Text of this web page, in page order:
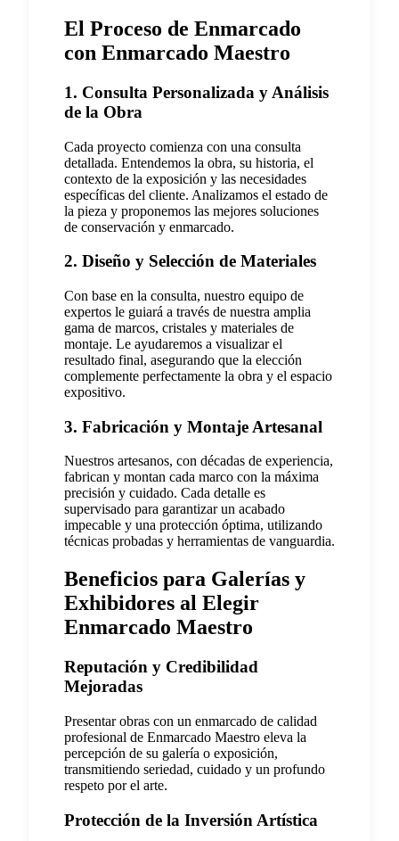
El Proceso de Enmarcado
con Enmarcado Maestro
1. Consulta Personalizada y Análisis
de la Obra
Cada proyecto comienza con una consulta
detallada. Entendemos la obra, su historia, el
contexto de la exposición y las necesidades
específicas del cliente. Analizamos el estado de
la pieza y proponemos las mejores soluciones
de conservación y enmarcado.
2. Diseño y Selección de Materiales
Con base en la consulta, nuestro equipo de
expertos le guiará a través de nuestra amplia
gama de marcos, cristales y materiales de
montaje. Le ayudaremos a visualizar el
resultado final, asegurando que la elección
complemente perfectamente la obra y el espacio
expositivo.
3. Fabricación y Montaje Artesanal
Nuestros artesanos, con décadas de experiencia,
fabrican y montan cada marco con la máxima
precisión y cuidado. Cada detalle es
supervisado para garantizar un acabado
impecable y una protección óptima, utilizando
técnicas probadas y herramientas de vanguardia.
Beneficios para Galerías y
Exhibidores al Elegir
Enmarcado Maestro
Reputación y Credibilidad
Mejoradas
Presentar obras con un enmarcado de calidad
profesional de Enmarcado Maestro eleva la
percepción de su galería o exposición,
transmitiendo seriedad, cuidado y un profundo
respeto por el arte.
Protección de la Inversión Artística